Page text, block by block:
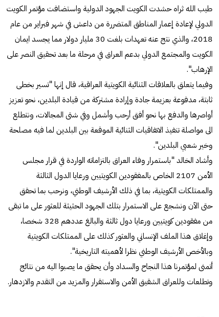
طيب الله ثراه حشدت الكويت الجهود الدولية واستضافت مؤتمر الكويت
الدولي لإعادة إعمار المناطق المتضررة من داعش في شهر فبراير من عام
2018، والذي نتج عنه تعهدات بلغت 30 مليار دولار مما يجسد ايمان
الكويت والمجتمع الدولي بدعم العراق في مرحلة ما بعد تحقيق النصر على
الإرهاب".
وفيما يتعلق بالعلاقات الثنائية الكويتية العراقية، قال إنها "تسير بخطى
ثابتة، مدفوعة بعزيمة جادة وإرادة مشتركة من قيادة البلدين، نحو تعزيز
أواصرها والدفع بها نحو أفق أرحب وأشمل وفي شتى المجالات، ونتطلع
الى مواصلة تنفيذ الاتفاقيات الثنائية الموقعة بين البلدين لما فيه مصلحة
وخير شعبي البلدين".
وأشاد الخالد "باستمرار وفاء العراق بالتزاماته الواردة في قرار مجلس
الأمن 2107 الخاص بالمفقودين الكويتيين ورعايا الدول الثالثة
والممتلكات الكويتية، بما في ذلك الأرشيف الوطني، ونرحب بما تحقق
حتى الآن ونشجع على الاستمرار بتلك الجهود الحثيثة للعثور على ما تبقى
من مفقودين كويتيين ورعايا دول ثالثة والبالغ عددهم 328 شخصا،
وإغلاق هذا الملف الإنساني والعثور كذلك على الممتلكات الكويتية
وبالأخص الأرشيف الوطني نظرا لأهميته التاريخية".
أتمنى لمؤتمرنا هذا النجاح والسداد وأن يحقق ما يصبوا اليه من نتائج
وتطلعات وللعراق الشقيق الأمن والاستقرار والمزيد من التقدم والازدهار.